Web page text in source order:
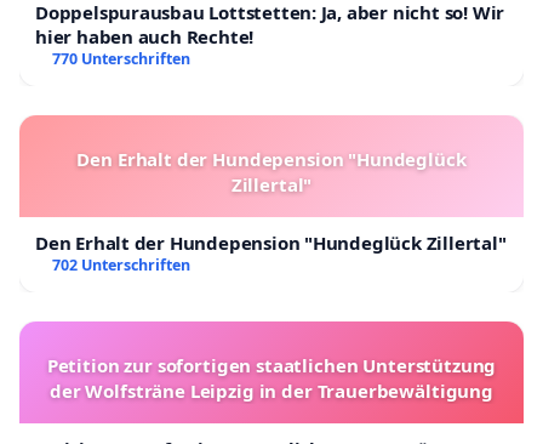
Doppelspurausbau Lottstetten: Ja, aber nicht so! Wir
hier haben auch Rechte!
770 Unterschriften
Den Erhalt der Hundepension "Hundeglück
Zillertal"
Den Erhalt der Hundepension "Hundeglück Zillertal"
702 Unterschriften
Petition zur sofortigen staatlichen Unterstützung
der Wolfsträne Leipzig in der Trauerbewältigung